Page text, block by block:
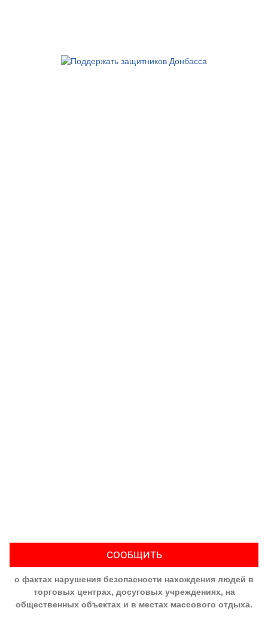
СООБЩИТЬ
о фактах нарушения безопасности нахождения людей в
торговых центрах, досуговых учреждениях, на
общественных объектах и в местах массового отдыха.